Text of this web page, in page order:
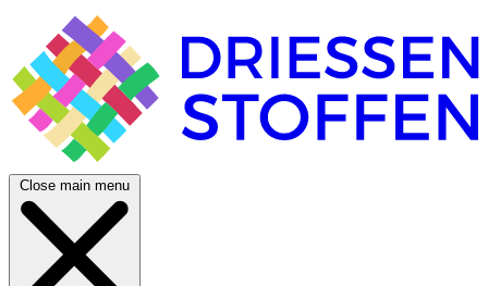
Close main menu